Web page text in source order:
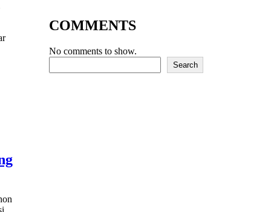
COMMENTS
No comments to show.
Search